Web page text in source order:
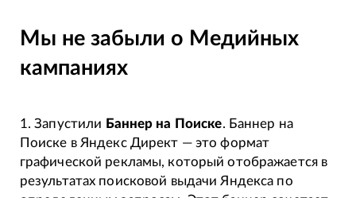
Мы не забыли о Медийных
кампаниях
1. Запустили Баннер на Поиске. Баннер на
Поиске в Яндекс Директ — это формат
графической рекламы, который отображается в
результатах поисковой выдачи Яндекса по